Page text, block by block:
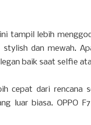
tampil lebih
dan mewah.
baik saat selfie
cepat dari rencana
luar biasa. OPPO